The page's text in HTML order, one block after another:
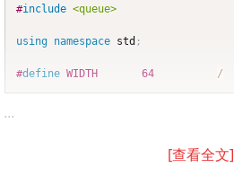
#include <queue>
using namespace std ;
#define WIDTH 64 /
...
[查看全文]